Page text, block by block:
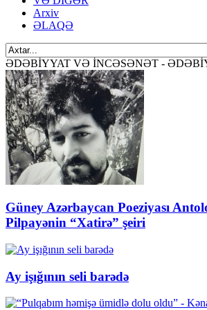
Arxiv
ƏLAQƏ
ƏDƏBİYYAT VƏ İNCƏSƏNƏT -
Güney Azərbaycan Poeziyası
Pilpayənin “Xatirə” şeiri
Ay işığının seli barədə